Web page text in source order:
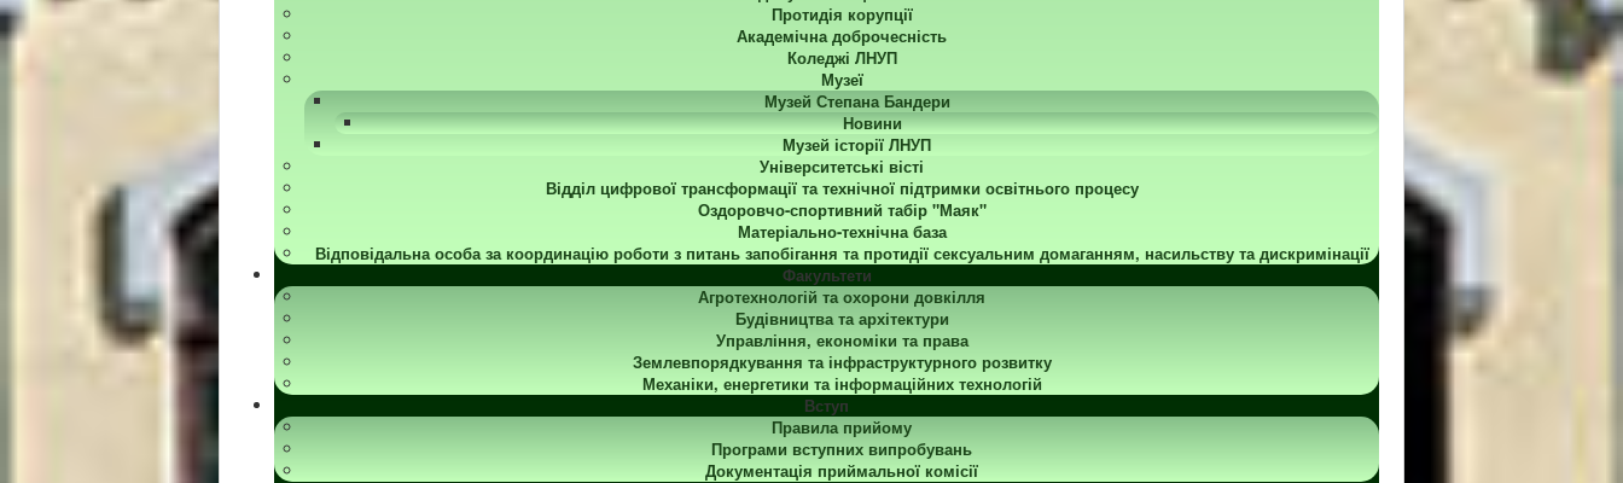
Протидія корупції
Академічна доброчесність
Коледжі ЛНУП
Музеї
Музей Степана Бандери
Новини
Музей історії ЛНУП
Університетські вісті
Відділ цифрової трансформації та технічної підтримки освітнього процесу
Оздоровчо-спортивний табір "Маяк"
Матеріально-технічна база
Відповідальна особа за координацію роботи з питань запобігання та протидії сексуальним домаганням, насильству та дискримінації
Факультети
Агротехнологій та охорони довкілля
Будівництва та архітектури
Управління, економіки та права
Землевпорядкування та інфраструктурного розвитку
Механіки, енергетики та інформаційних технологій
Вступ
Правила прийому
Програми вступних випробувань
Документація приймальної комісії